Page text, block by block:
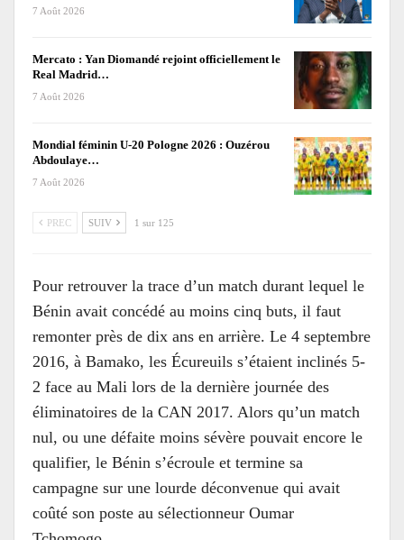
7 Août 2026
Mercato : Yan Diomandé rejoint officiellement le
Real Madrid…
7 Août 2026
Mondial féminin U-20 Pologne 2026 : Ouzérou
Abdoulaye…
7 Août 2026
PREC SUIV 1 sur 125
Pour retrouver la trace d’un match durant lequel le
Bénin avait concédé au moins cinq buts, il faut
remonter près de dix ans en arrière. Le 4 septembre
2016, à Bamako, les Écureuils s’étaient inclinés 5-
2 face au Mali lors de la dernière journée des
éliminatoires de la CAN 2017. Alors qu’un match
nul, ou une défaite moins sévère pouvait encore le
qualifier, le Bénin s’écroule et termine sa
campagne sur une lourde déconvenue qui avait
coûté son poste au sélectionneur Oumar